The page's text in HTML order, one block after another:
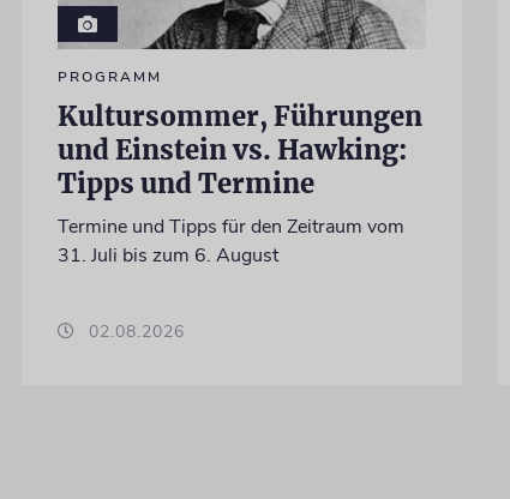
PROGRAMM
Kultursommer, Führungen
und Einstein vs. Hawking:
Tipps und Termine
Termine und Tipps für den Zeitraum vom
31. Juli bis zum 6. August
02.08.2026